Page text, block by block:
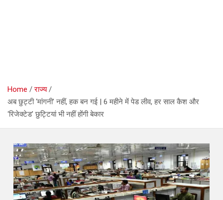
Home
राज्य
अब छुट्टी ‘मांगनी’ नहीं, हक बन गई | 6 महीने में पेड लीव, हर साल कैश और
‘रिजेक्टेड’ छुट्टियां भी नहीं होंगी बेकार